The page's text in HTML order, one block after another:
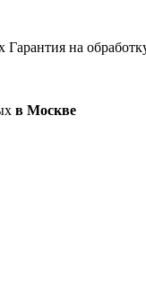
Гарантия на
в Москве